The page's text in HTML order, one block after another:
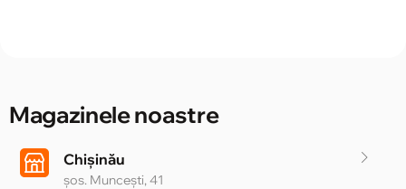
Magazinele noastre
Chișinău
șos. Muncești, 41